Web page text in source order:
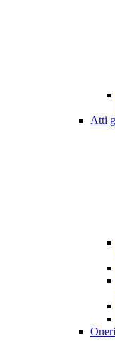
Atti